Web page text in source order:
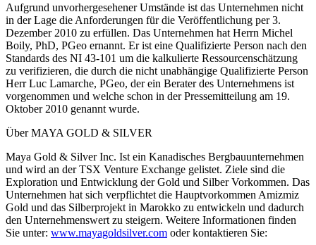
Aufgrund unvorhergesehener Umstände ist das Unternehmen nicht
in der Lage die Anforderungen für die Veröffentlichung per 3.
Dezember 2010 zu erfüllen. Das Unternehmen hat Herrn Michel
Boily, PhD, PGeo ernannt. Er ist eine Qualifizierte Person nach den
Standards des NI 43-101 um die kalkulierte Ressourcenschätzung
zu verifizieren, die durch die nicht unabhängige Qualifizierte Person
Herr Luc Lamarche, PGeo, der ein Berater des Unternehmens ist
vorgenommen und welche schon in der Pressemitteilung am 19.
Oktober 2010 genannt wurde.
Über MAYA GOLD & SILVER
Maya Gold & Silver Inc. Ist ein Kanadisches Bergbauunternehmen
und wird an der TSX Venture Exchange gelistet. Ziele sind die
Exploration und Entwicklung der Gold und Silber Vorkommen. Das
Unternehmen hat sich verpflichtet die Hauptvorkommen Amizmiz
Gold und das Silberprojekt in Marokko zu entwickeln und dadurch
den Unternehmenswert zu steigern. Weitere Informationen finden
Sie unter: www.mayagoldsilver.com oder kontaktieren Sie: